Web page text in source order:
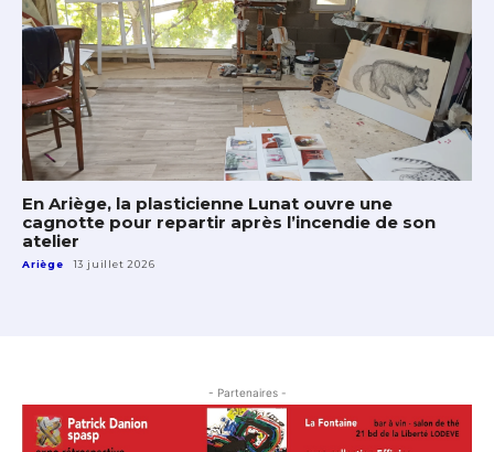
En Ariège, la plasticienne Lunat ouvre une
cagnotte pour repartir après l’incendie de son
atelier
Ariège 13 juillet 2026
- Partenaires -